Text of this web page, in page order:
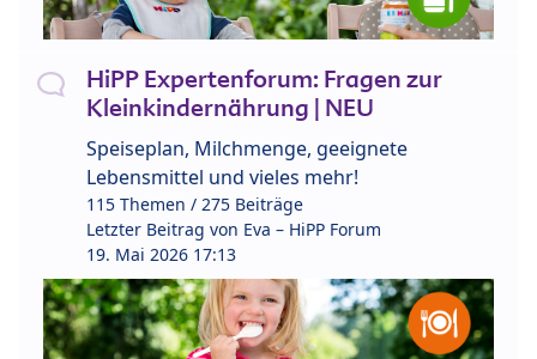
HiPP Expertenforum: Fragen zur
Kleinkindernährung | NEU
Speiseplan, Milchmenge, geeignete
Lebensmittel und vieles mehr!
115 Themen / 275 Beiträge
Letzter Beitrag von Eva – HiPP Forum
19. Mai 2026 17:13